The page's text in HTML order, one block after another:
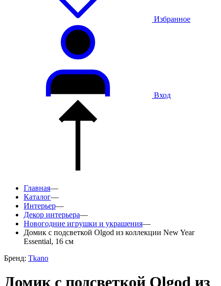
Избранное
Вход
Главная—
Каталог—
Интерьер—
Декор интерьера—
Новогодние игрушки и украшения—
Домик с подсветкой Olgod из коллекции New Year
Essential, 16 см
Бренд: Tkano
Домик с подсветкой Olgod из